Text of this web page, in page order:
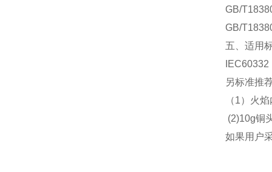
GB/
GB/
五、适用
IEC60332
另标准推
（1）火
(2)10g铜
如果用户